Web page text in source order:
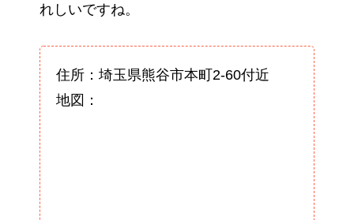
れしいですね。
住所：埼玉県熊谷市本町2-60付近
地図：